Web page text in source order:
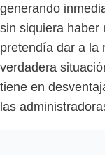
generando
sin siquiera haber
pretendía dar a la
verdadera
tiene en
las